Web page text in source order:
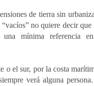
de tierra sin
no quiere decir que
mínima referencia
o el sur, por la costa
verá alguna